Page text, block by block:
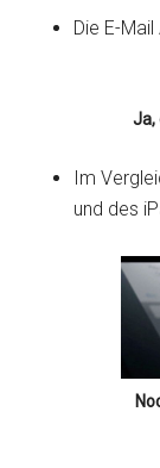
Die E-
Ja,
Im
und des